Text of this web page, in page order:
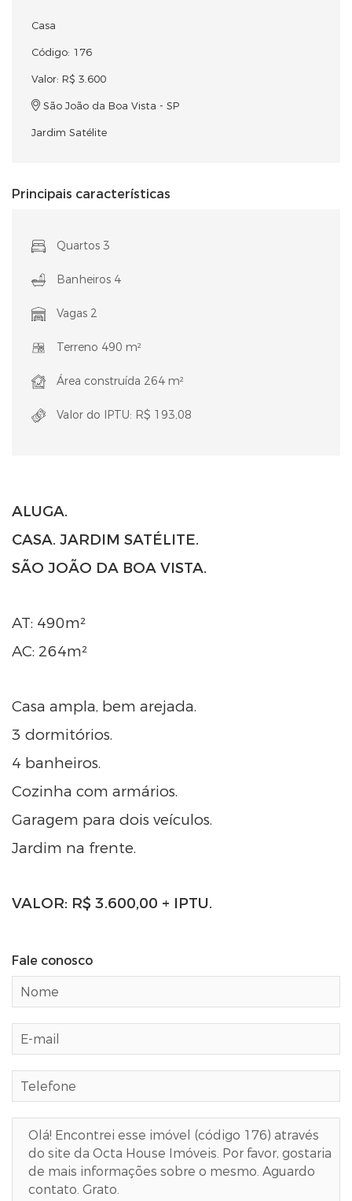
Casa
Código: 176
Valor: R$ 3.600
São João da Boa Vista - SP
Jardim Satélite
Principais características
Quartos 3
Banheiros 4
Vagas 2
Terreno 490 m²
Área construída 264 m²
Valor do IPTU: R$ 193,08
ALUGA.
CASA. JARDIM SATÉLITE.
SÃO JOÃO DA BOA VISTA.
AT: 490m²
AC: 264m²
Casa ampla, bem arejada.
3 dormitórios.
4 banheiros.
Cozinha com armários.
Garagem para dois veículos.
Jardim na frente.
VALOR: R$ 3.600,00 + IPTU.
Fale conosco